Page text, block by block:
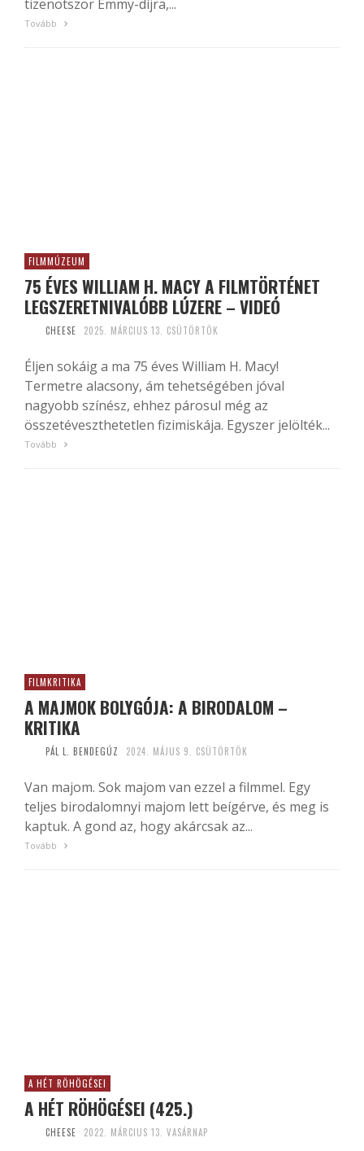
tizenötször Emmy-díjra,...
Tovább
FILMMÚZEUM
75 ÉVES WILLIAM H. MACY A FILMTÖRTÉNET
LEGSZERETNIVALÓBB LÚZERE – VIDEÓ
CHEESE 2025. MÁRCIUS 13. CSÜTÖRTÖK
Éljen sokáig a ma 75 éves William H. Macy!
Termetre alacsony, ám tehetségében jóval
nagyobb színész, ehhez párosul még az
összetéveszthetetlen fizimiskája. Egyszer jelölték...
Tovább
FILMKRITIKA
A MAJMOK BOLYGÓJA: A BIRODALOM –
KRITIKA
PÁL L. BENDEGÚZ 2024. MÁJUS 9. CSÜTÖRTÖK
Van majom. Sok majom van ezzel a filmmel. Egy
teljes birodalomnyi majom lett beígérve, és meg is
kaptuk. A gond az, hogy akárcsak az...
Tovább
A HÉT RÖHÖGÉSEI
A HÉT RÖHÖGÉSEI (425.)
CHEESE 2022. MÁRCIUS 13. VASÁRNAP